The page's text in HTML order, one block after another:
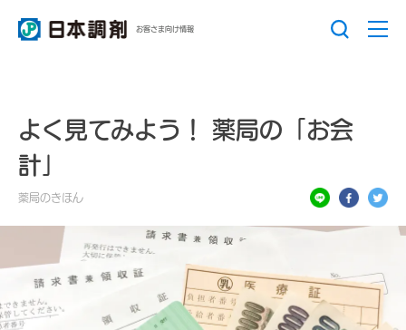
お客さま向け情報
よく見てみよう！ 薬局の「お会
計」
薬局のきほん